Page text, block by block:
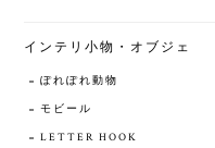
インテリ小物・オブジェ
ぽれぽれ動物
モビール
LETTER HOOK